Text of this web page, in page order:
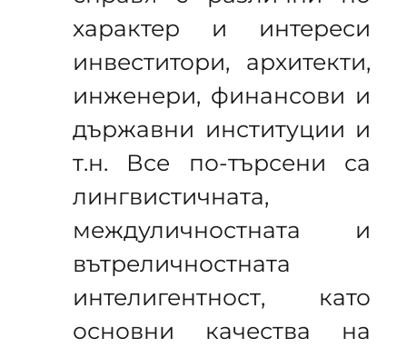
характер и интереси
инвеститори, архитекти,
инженери, финансови и
държавни институции и
т.н. Все по-търсени са
лингвистичната,
междуличностната и
вътреличностната
интелигентност, като
основни качества на